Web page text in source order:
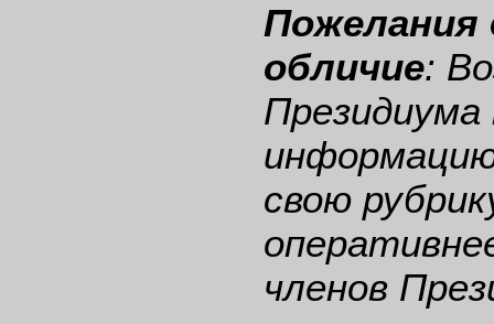
Пожелания
обличие:
свою
членов